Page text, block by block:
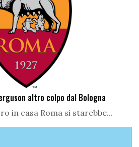
altro colpo dal Bologna
in casa Roma si starebbe...